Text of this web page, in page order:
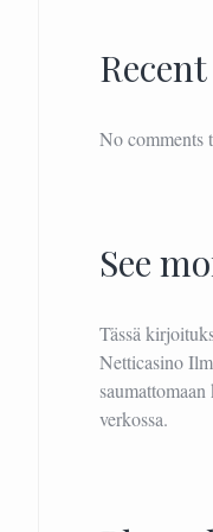
No comments
See
Tässä
Netticasino
verkossa.